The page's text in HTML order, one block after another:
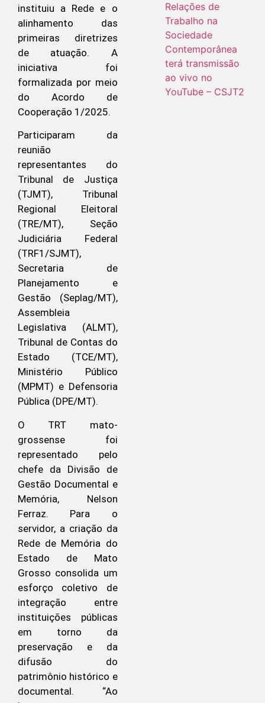
instituiu a Rede e o
alinhamento das
primeiras diretrizes
de atuação. A
iniciativa foi
formalizada por meio
do Acordo de
Cooperação 1/2025.
Participaram da
reunião
representantes do
Tribunal de Justiça
(TJMT), Tribunal
Regional Eleitoral
(TRE/MT), Seção
Judiciária Federal
(TRF1/SJMT),
Secretaria de
Planejamento e
Gestão (Seplag/MT),
Assembleia
Legislativa (ALMT),
Tribunal de Contas do
Estado (TCE/MT),
Ministério Público
(MPMT) e Defensoria
Pública (DPE/MT).
O TRT mato-
grossense foi
representado pelo
chefe da Divisão de
Gestão Documental e
Memória, Nelson
Ferraz. Para o
servidor, a criação da
Rede de Memória do
Estado de Mato
Grosso consolida um
esforço coletivo de
integração entre
instituições públicas
em torno da
preservação e da
difusão do
patrimônio histórico e
documental. “Ao
Relações de
Trabalho na
Sociedade
Contemporânea
terá transmissão
ao vivo no
YouTube – CSJT2